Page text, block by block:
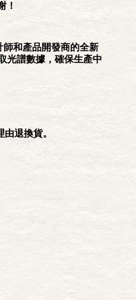
！
和產品開發商的全新
光譜數據，確保生產中
由退換貨。